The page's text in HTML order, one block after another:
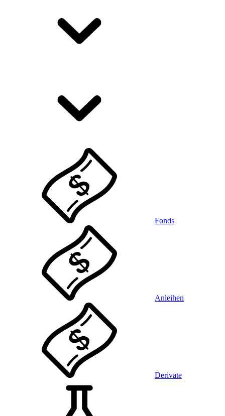
Fonds
Anleihen
Derivate